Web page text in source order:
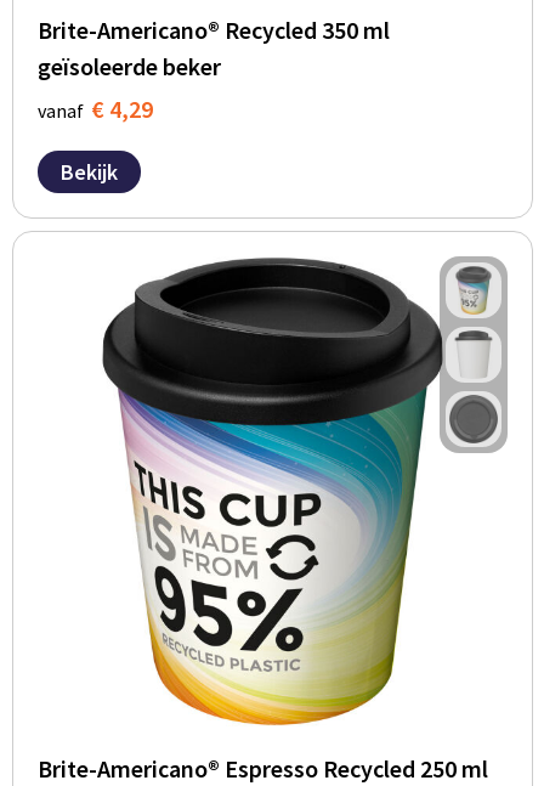
Brite-Americano® Recycled 350 ml
geïsoleerde beker
vanaf € 4,29
Bekijk
Brite-Americano® Espresso Recycled 250 ml